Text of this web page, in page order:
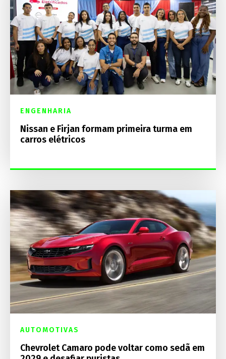
ENGENHARIA
Nissan e Firjan formam primeira turma em
carros elétricos
AUTOMOTIVAS
Chevrolet Camaro pode voltar como sedã em